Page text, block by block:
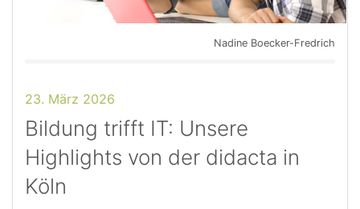
Nadine Boecker-Fredrich
23. März 2026
Bildung trifft IT: Unsere
Highlights von der didacta in
Köln